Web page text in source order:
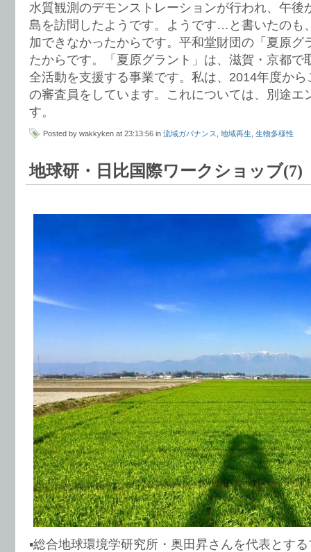
水質観測のデモンストレーションが行われ、午後
島を訪問したようです。ようです…と書いたのも
加できなかったからです。平和堂財団の「夏原グ
たからです。「夏原グラント」は、滋賀・京都で
全活動を支援する事業です。私は、2014年度か
の審査員をしています。これについては、別途エ
す。
Posted by wakkyken at 23:13:56 in 流域ガバナンス, 地域再生, 生物多様性
地球研・日比国際ワークショッブ(7)
▪︎総合地球環境学研究所・奥田昇さんを代表とす